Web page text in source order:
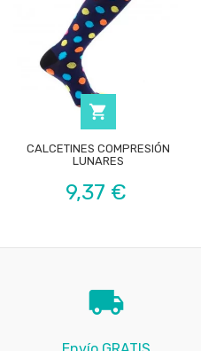

CALCETINES COMPRESIÓN
LUNARES
Precio
9,37 €
local_shipping